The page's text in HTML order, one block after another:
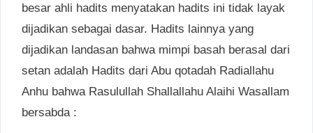
besar ahli hadits menyatakan hadits ini tidak layak
dijadikan sebagai dasar. Hadits lainnya yang
dijadikan landasan bahwa mimpi basah berasal dari
setan adalah Hadits dari Abu qotadah Radiallahu
Anhu bahwa Rasulullah Shallallahu Alaihi Wasallam
bersabda :